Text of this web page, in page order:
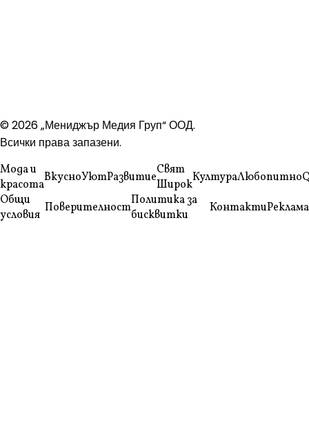
© 2026 „Мениджър Медия Груп“ ООД.
Всички права запазени.
Мода и
красотаВкусноУютРазвитиеСвят
ШирокКултураЛюбопитно
Общи
условия ПоверителностПолитика за
бисквитки
КонтактиРеклама